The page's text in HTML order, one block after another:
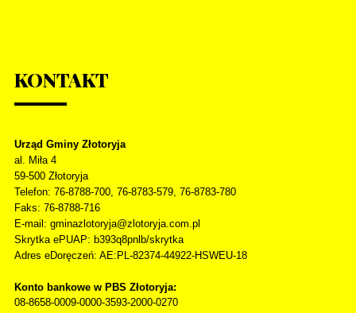
KONTAKT
Urząd Gminy Złotoryja
al. Miła 4
59-500 Złotoryja
Telefon: 76-8788-700, 76-8783-579, 76-8783-780
Faks: 76-8788-716
E-mail: gminazlotoryja@zlotoryja.com.pl
Skrytka ePUAP: b393q8pnlb/skrytka
Adres eDoręczeń: AE:PL-82374-44922-HSWEU-18
Konto bankowe w PBS Złotoryja:
08-8658-0009-0000-3593-2000-0270